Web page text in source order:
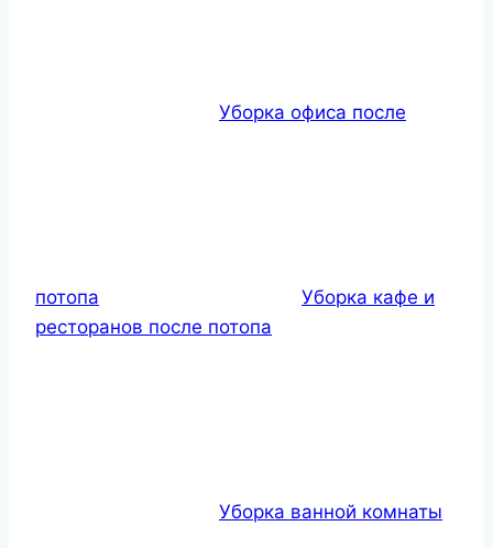
Уборка офиса после
потопа
Уборка кафе и
ресторанов после потопа
Уборка ванной комнаты